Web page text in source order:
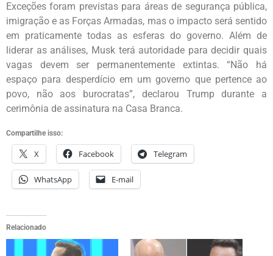
Exceções foram previstas para áreas de segurança pública,
imigração e as Forças Armadas, mas o impacto será sentido
em praticamente todas as esferas do governo. Além de
liderar as análises, Musk terá autoridade para decidir quais
vagas devem ser permanentemente extintas. “Não há
espaço para desperdício em um governo que pertence ao
povo, não aos burocratas”, declarou Trump durante a
cerimônia de assinatura na Casa Branca.
Compartilhe isso:
X Facebook Telegram
WhatsApp E-mail
Relacionado